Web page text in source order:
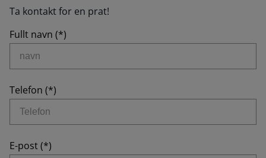
Ta kontakt for en prat!
Fullt navn
Telefon
E-post